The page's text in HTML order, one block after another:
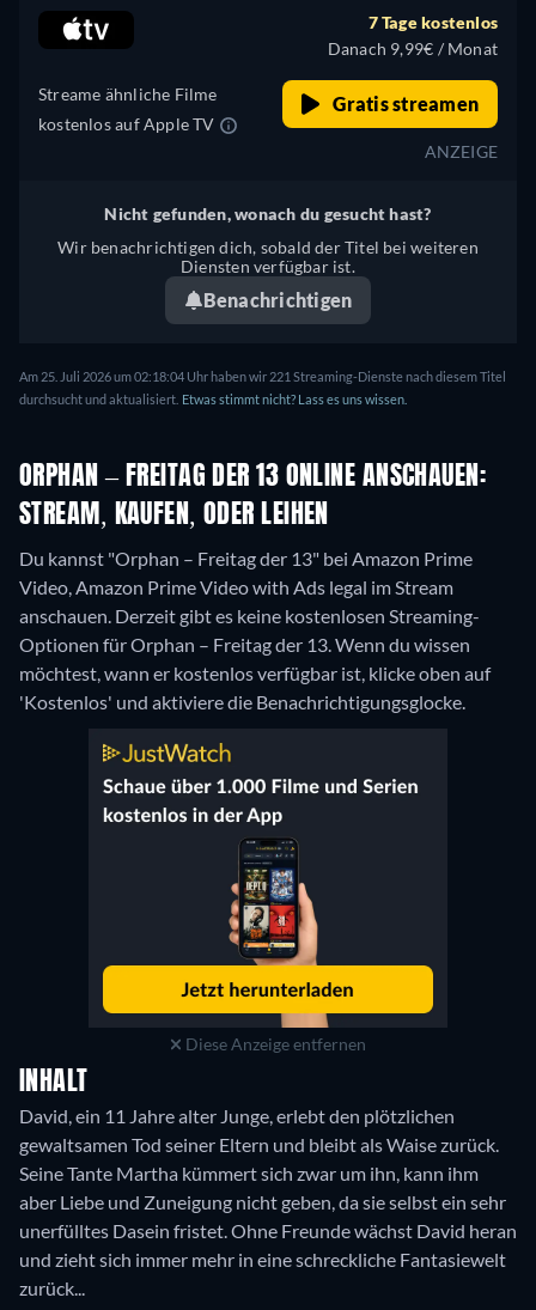
Streame ähnliche Filme
kostenlos auf Apple TV
7 Tage kostenlos
Danach 9,99€ / Monat
Gratis streamen
ANZEIGE
Nicht gefunden, wonach du gesucht hast?
Wir benachrichtigen dich, sobald der Titel bei weiteren
Diensten verfügbar ist.
Benachrichtigen
Am 25. Juli 2026 um 02:18:04 Uhr haben wir 221 Streaming-Dienste nach diesem Titel
durchsucht und aktualisiert. Etwas stimmt nicht? Lass es uns wissen.
ORPHAN – FREITAG DER 13 ONLINE ANSCHAUEN:
STREAM, KAUFEN, ODER LEIHEN
Du kannst "Orphan – Freitag der 13" bei Amazon Prime
Video, Amazon Prime Video with Ads legal im Stream
anschauen. Derzeit gibt es keine kostenlosen Streaming-
Optionen für Orphan – Freitag der 13. Wenn du wissen
möchtest, wann er kostenlos verfügbar ist, klicke oben auf
'Kostenlos' und aktiviere die Benachrichtigungsglocke.
Diese Anzeige entfernen
INHALT
David, ein 11 Jahre alter Junge, erlebt den plötzlichen
gewaltsamen Tod seiner Eltern und bleibt als Waise zurück.
Seine Tante Martha kümmert sich zwar um ihn, kann ihm
aber Liebe und Zuneigung nicht geben, da sie selbst ein sehr
unerfülltes Dasein fristet. Ohne Freunde wächst David heran
und zieht sich immer mehr in eine schreckliche Fantasiewelt
zurück...